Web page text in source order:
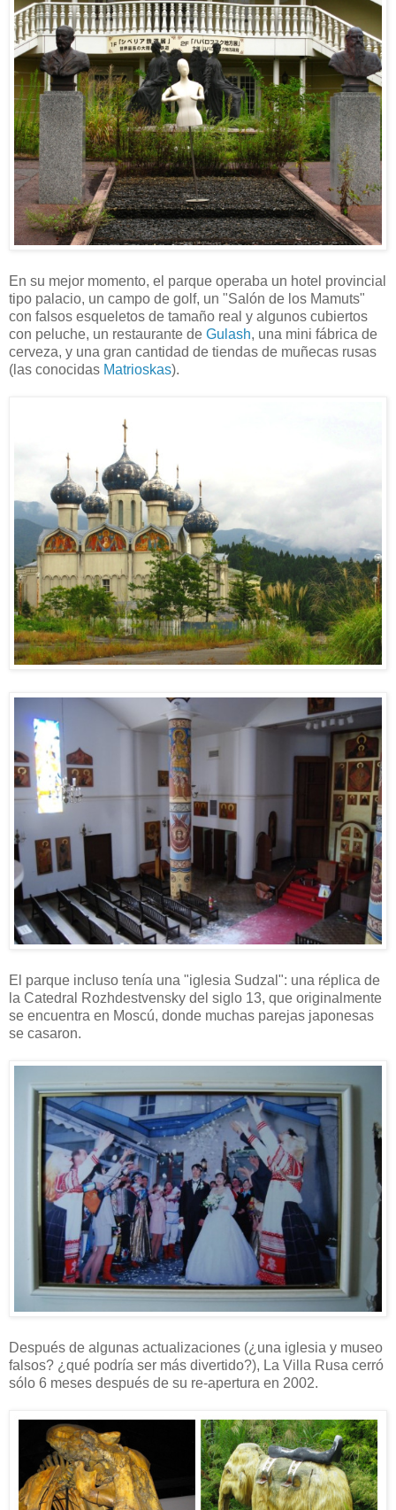
En su mejor momento, el parque operaba un hotel provincial
tipo palacio, un campo de golf, un "Salón de los Mamuts"
con falsos esqueletos de tamaño real y algunos cubiertos
con peluche, un restaurante de Gulash, una mini fábrica de
cerveza, y una gran cantidad de tiendas de muñecas rusas
(las conocidas Matrioskas).
El parque incluso tenía una "iglesia Sudzal": una réplica de
la Catedral Rozhdestvensky del siglo 13, que originalmente
se encuentra en Moscú, donde muchas parejas japonesas
se casaron.
Después de algunas actualizaciones (¿una iglesia y museo
falsos? ¿qué podría ser más divertido?), La Villa Rusa cerró
sólo 6 meses después de su re-apertura en 2002.